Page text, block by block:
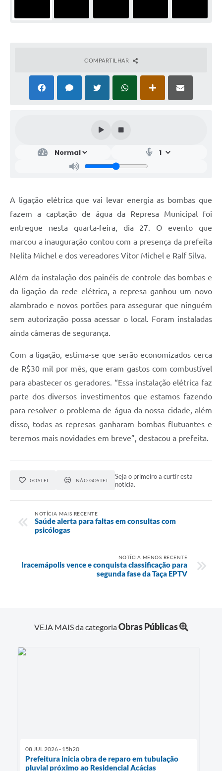
COMPARTILHAR
A ligação elétrica que vai levar energia as bombas que
fazem a captação de água da Represa Municipal foi
entregue nesta quarta-feira, dia 27. O evento que
marcou a inauguração contou com a presença da prefeita
Nelita Michel e dos vereadores Vitor Michel e Ralf Silva.
Além da instalação dos painéis de controle das bombas e
da ligação da rede elétrica, a represa ganhou um novo
alambrado e novos portões para assegurar que ninguém
sem autorização possa acessar o local. Foram instaladas
ainda câmeras de segurança.
Com a ligação, estima-se que serão economizados cerca
de R$30 mil por mês, que eram gastos com combustível
para abastecer os geradores. “Essa instalação elétrica faz
parte dos diversos investimentos que estamos fazendo
para resolver o problema de água da nossa cidade, além
disso, todas as represas ganharam bombas flutuantes e
teremos mais novidades em breve”, destacou a prefeita.
GOSTEI NÃO GOSTEI
Seja o primeiro a curtir esta
notícia.
NOTÍCIA MAIS RECENTE
Saúde alerta para faltas em consultas com
psicólogas
NOTÍCIA MENOS RECENTE
Iracemápolis vence e conquista classificação para
segunda fase da Taça EPTV
VEJA MAIS da categoriaObras Públicas
08 JUL 2026 - 15h20
Prefeitura inicia obra de reparo em tubulação
pluvial próximo ao Residencial Acácias